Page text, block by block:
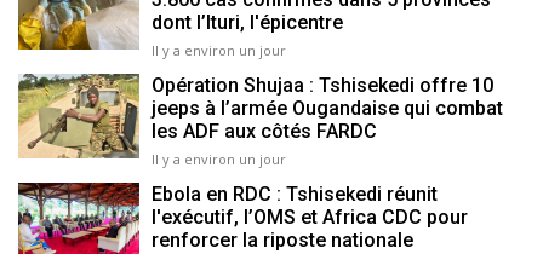
dont l’Ituri, l'épicentre
Il y a environ un jour
Opération Shujaa : Tshisekedi offre 10
jeeps à l’armée Ougandaise qui combat
les ADF aux côtés FARDC
Il y a environ un jour
Ebola en RDC : Tshisekedi réunit
l'exécutif, l’OMS et Africa CDC pour
renforcer la riposte nationale